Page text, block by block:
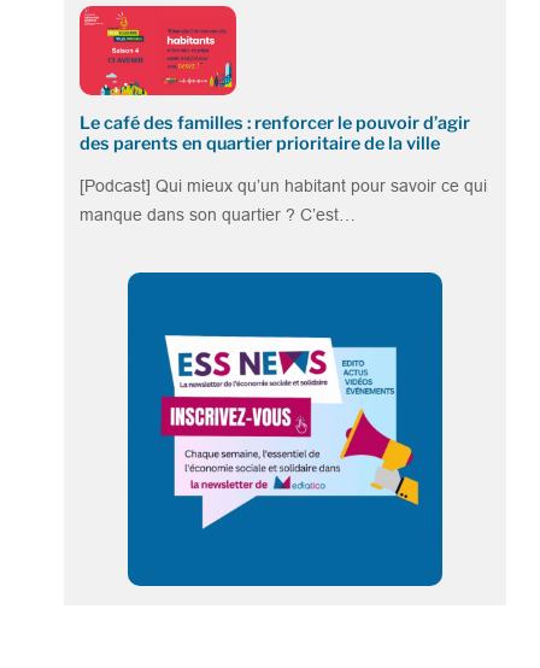
Le café des familles : renforcer le pouvoir d’agir
des parents en quartier prioritaire de la ville
[Podcast] Qui mieux qu’un habitant pour savoir ce qui
manque dans son quartier ? C’est…